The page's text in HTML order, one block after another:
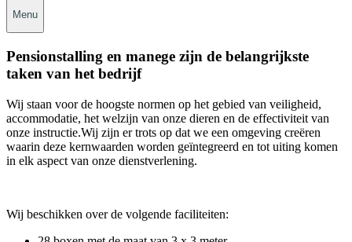
Menu
Pensionstalling en manege zijn de belangrijkste
taken van het bedrijf
Wij staan voor de hoogste normen op het gebied van veiligheid,
accommodatie, het welzijn van onze dieren en de effectiviteit van
onze instructie.Wij zijn er trots op dat we een omgeving creëren
waarin deze kernwaarden worden geïntegreerd en tot uiting komen
in elk aspect van onze dienstverlening.
Wij beschikken over de volgende faciliteiten: